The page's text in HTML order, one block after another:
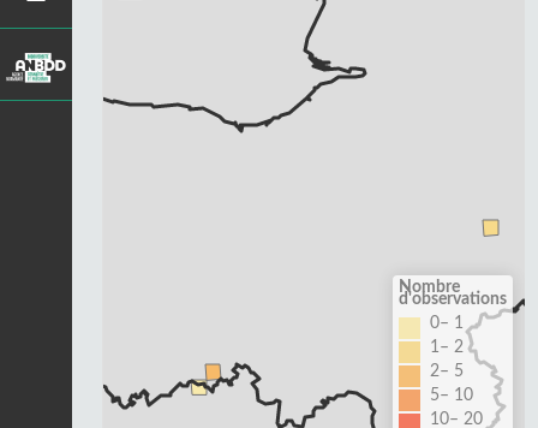
Nombre
d'observations
0– 1
1– 2
2– 5
5– 10
10– 20